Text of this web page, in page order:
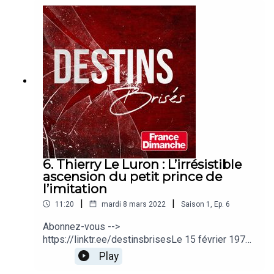
15 ans, et l’artiste me signe un autographe.
Fasciné, je décide de me plonger dans la vie de
ce fabuleux humoriste…
6. Thierry Le Luron : L’irrésistible
ascension du petit prince de
l’imitation
11:20 | mardi 8 mars 2022 | Saison 1 Ep. 6
Abonnez-vous -->
https://linktr.ee/destinsbrisesLe 15 février 1970,
à 18 ans seulement, ce débutant alors inconnu va
stupéfier La France entière en imitant Jacques
Play